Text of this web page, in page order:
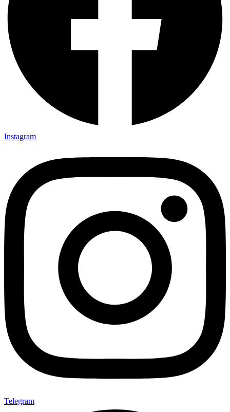
Instagram
Telegram